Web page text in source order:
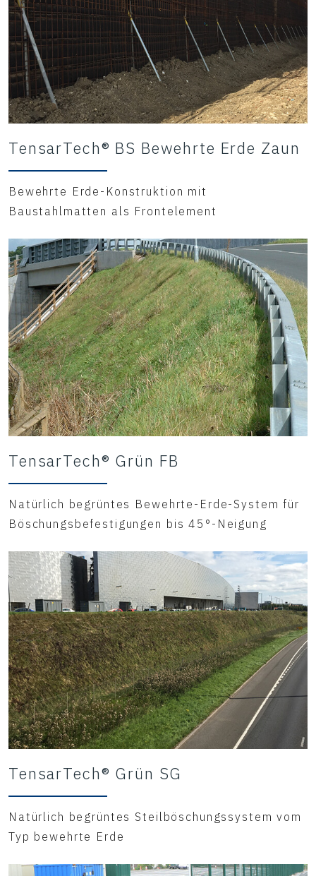
TensarTech® BS Bewehrte Erde Zaun
Bewehrte Erde-Konstruktion mit
Baustahlmatten als Frontelement
TensarTech® Grün FB
Natürlich begrüntes Bewehrte-Erde-System für
Böschungsbefestigungen bis 45°-Neigung
TensarTech® Grün SG
Natürlich begrüntes Steilböschungssystem vom
Typ bewehrte Erde